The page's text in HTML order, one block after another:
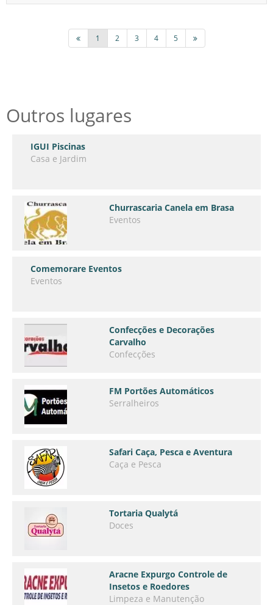
1 2 3 4 5
Outros lugares
IGUI Piscinas
Casa e Jardim
Churrascaria Canela em Brasa
Eventos
Comemorare Eventos
Eventos
Confecções e Decorações
Carvalho
Confecções
FM Portões Automáticos
Serralheiros
Safari Caça, Pesca e Aventura
Caça e Pesca
Tortaria Qualytá
Doces
Aracne Expurgo Controle de
Insetos e Roedores
Limpeza e Manutenção